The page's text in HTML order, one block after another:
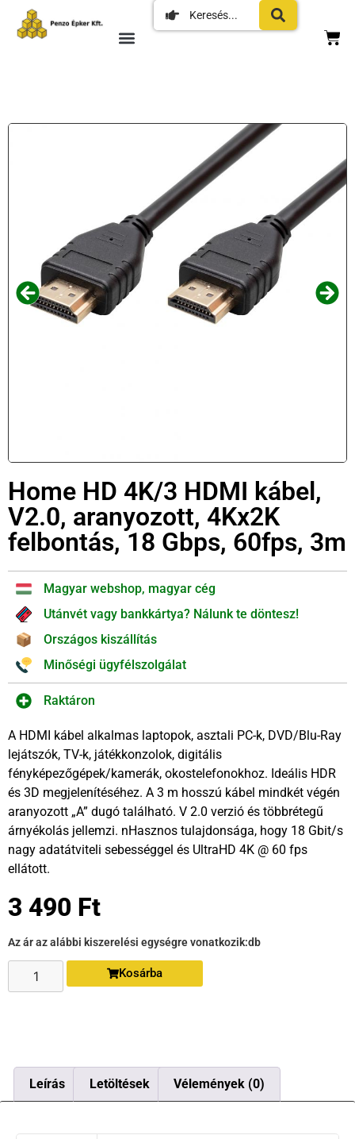
Home HD 4K/3 HDMI kábel,
V2.0, aranyozott, 4Kx2K
felbontás, 18 Gbps, 60fps, 3m
Magyar webshop, magyar cég
Utánvét vagy bankkártya? Nálunk te döntesz!
Országos kiszállítás
Minőségi ügyfélszolgálat
Raktáron
A HDMI kábel alkalmas laptopok, asztali PC-k, DVD/Blu-Ray
lejátszók, TV-k, játékkonzolok, digitális
fényképezőgépek/kamerák, okostelefonokhoz. Ideális HDR
és 3D megjelenítéséhez. A 3 m hosszú kábel mindkét végén
aranyozott „A” dugó található. V 2.0 verzió és többrétegű
árnyékolás jellemzi. nHasznos tulajdonsága, hogy 18 Gbit/s
nagy adatátviteli sebességgel és UltraHD 4K @ 60 fps
ellátott.
3 490 Ft
Az ár az alábbi kiszerelési egységre vonatkozik:db
Kosárba
Leírás Letöltések Vélemények (0)